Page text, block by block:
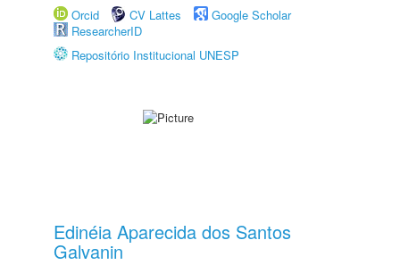
Orcid
CV Lattes
Google Scholar
ResearcherID
Repositório Institucional UNESP
Edinéia Aparecida dos Santos
Galvanin